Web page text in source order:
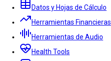
Datos y Hojas de Cálculo
Herramientas Financieras
Herramientas de Audio
Health Tools